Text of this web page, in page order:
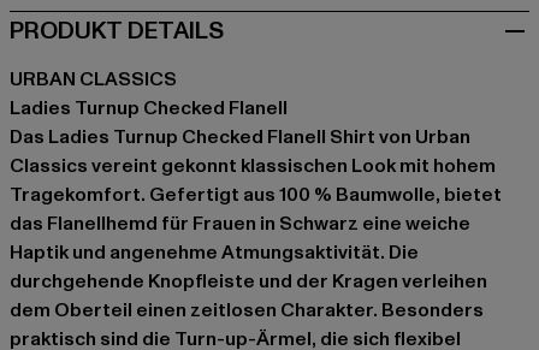
PRODUKT DETAILS
URBAN CLASSICS
Ladies Turnup Checked Flanell
Das Ladies Turnup Checked Flanell Shirt von Urban
Classics vereint gekonnt klassischen Look mit hohem
Tragekomfort. Gefertigt aus 100 % Baumwolle, bietet
das Flanellhemd für Frauen in Schwarz eine weiche
Haptik und angenehme Atmungsaktivität. Die
durchgehende Knopfleiste und der Kragen verleihen
dem Oberteil einen zeitlosen Charakter. Besonders
praktisch sind die Turn-up-Ärmel, die sich flexibel